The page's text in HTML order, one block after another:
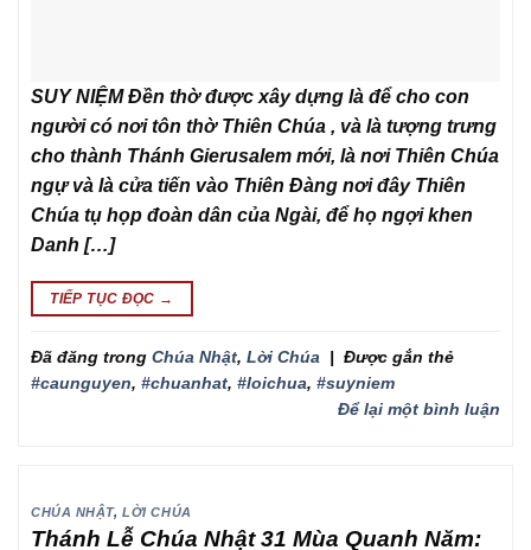
SUY NIỆM Đền thờ được xây dựng là để cho con
người có nơi tôn thờ Thiên Chúa , và là tượng trưng
cho thành Thánh Gierusalem mới, là nơi Thiên Chúa
ngự và là cửa tiến vào Thiên Đàng nơi đây Thiên
Chúa tụ họp đoàn dân của Ngài, để họ ngợi khen
Danh […]
TIẾP TỤC ĐỌC →
Đã đăng trong Chúa Nhật, Lời Chúa | Được gắn thẻ
#caunguyen, #chuanhat, #loichua, #suyniem
Để lại một bình luận
CHÚA NHẬT,LỜI CHÚA
Thánh Lễ Chúa Nhật 31 Mùa Quanh Năm: